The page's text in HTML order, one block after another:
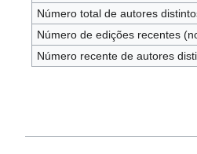
Número total de autores
Número de edições recentes
Número recente de autores